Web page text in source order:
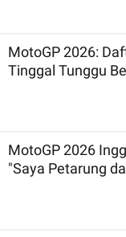
MotoGP 2026:
Tinggal Tunggu
MotoGP 2026
"Saya Petarung